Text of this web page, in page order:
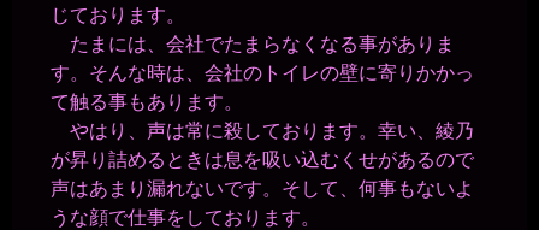
じております。
たまには、会社でたまらなくなる事がありま
す。そんな時は、会社のトイレの壁に寄りかかっ
て触る事もあります。
やはり、声は常に殺しております。幸い、綾乃
が昇り詰めるときは息を吸い込むくせがあるので
声はあまり漏れないです。そして、何事もないよ
うな顔で仕事をしております。